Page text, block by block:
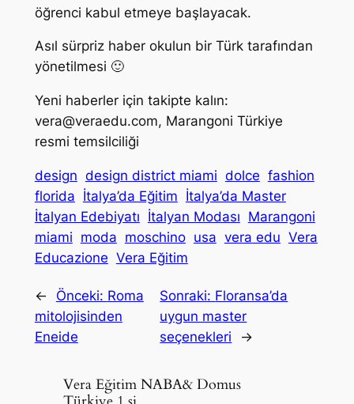
öğrenci kabul etmeye başlayacak.
Asıl sürpriz haber okulun bir Türk tarafından
yönetilmesi 🙂
Yeni haberler için takipte kalın:
vera@veraedu.com, Marangoni Türkiye
resmi temsilciliği
design design district miami dolce fashion
florida İtalya’da Eğitim İtalya’da Master
İtalyan Edebiyatı İtalyan Modası Marangoni
miami moda moschino usa vera edu Vera
Educazione Vera Eğitim
← Önceki: Roma
mitolojisinden
Eneide
Sonraki: Floransa’da
uygun master
seçenekleri
→
Vera Eğitim NABA& Domus